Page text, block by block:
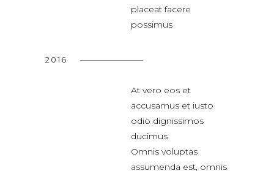
placeat facere
possimus
2016
At vero eos et
accusamus et iusto
odio dignissimos
ducimus
Omnis voluptas
assumenda est, omnis